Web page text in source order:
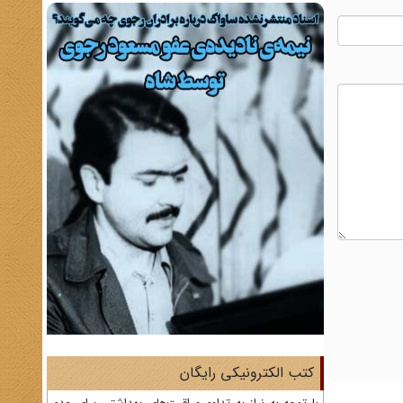
کتب الکترونیکی رایگان